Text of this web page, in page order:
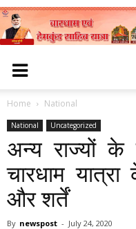
Home National
National Uncategorized
अन्य राज्यों
चारधाम
और शर्तें
By newspost - July 24, 2020